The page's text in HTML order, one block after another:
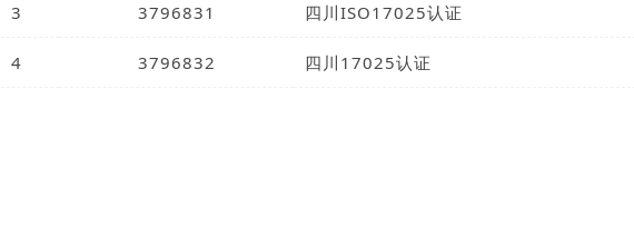
3 3796831 四川ISO17025认证
4 3796832 四川17025认证